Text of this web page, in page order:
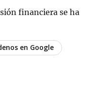
financiera se ha
en Google